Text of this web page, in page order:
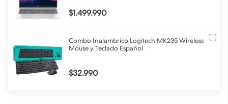
$1.499.990
Combo Inalambrico Logitech MK235 Wireless
Mouse y Teclado Español
$32.990